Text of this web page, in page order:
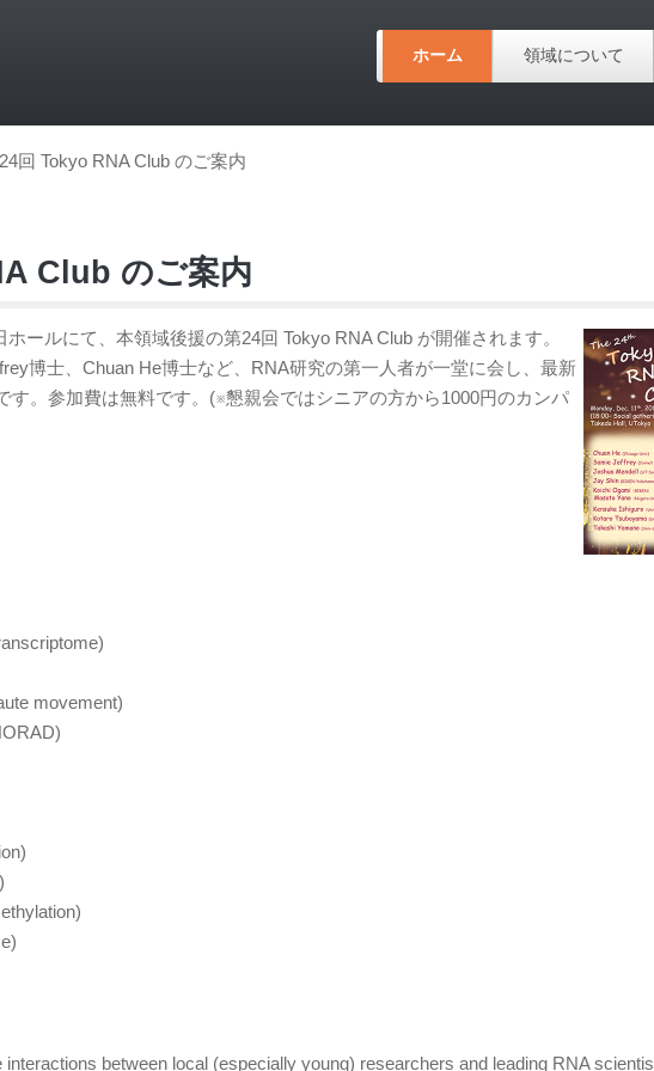
ホーム 領域について
回 Tokyo RNA Club のご案内
Club のご案内
ールにて、本領域後援の第24回 Tokyo RNA Club が開催されます。
博士、Chuan He博士など、RNA研究の第一人者が一堂に会し、最新
す。参加費は無料です。(※懇親会ではシニアの方から1000円のカンパ
movement)
between local (especially young) researchers and leading RNA